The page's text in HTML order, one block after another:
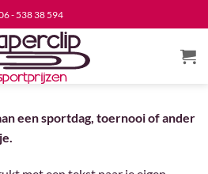
- 538 38 594
een sportdag, toernooi of ander